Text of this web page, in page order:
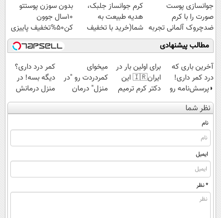
جوانسازی پوست
صورت را با کرم
ضدچروک آلمانی تجربه
کنید!
کرم جوانساز جلبک،
هدیه طبیعت به
شما(خرید با تخفیف
ویژه)
بدون سوزن پوستتو
10سال جوون
کن50%تخفیف پاییزی
مطالب پیشنهادی
آخرین باری که
درد کمر داری!
◗پرسش‌نامه رو
پر کن◖
برای اولین بار در
ایران🇮🇷 این
دکتر کرم ترمیم
کننده 23 روزه
ساخت!
میخوای
کمردردت رو "در
منزل" درمان
کنی؟ (◂فیلم +
◂پرسش‌نامه)
کمر درد داری؟
دیگه بسه! در
منزل درمانش
کن
(◀پرسش‌نامه)
نظر شما
نام
ایمیل
* نظر